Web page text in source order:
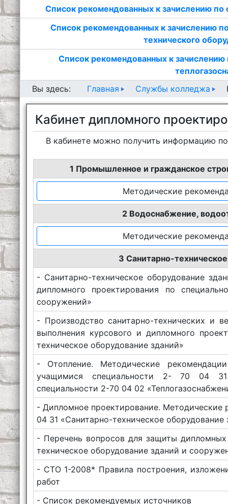
Список рекомендованных к зачислению
Список рекомендованных к зачислению
технического
Список рекомендованных к
Вы здесь:
Главная Службы колледжа
Кабинет дипломного
В кабинете можно получить информацию
1 Промышленное и гражданское
Методические
2 Водоснабжение,
Методические
3 Санитарно-
- Санитарно-техническое оборудование
дипломного проектирования по
сооружений»
- Производство санитарно-технических и
выполнения курсового и дипломного
техническое оборудование зданий»
- Отопление. Методические
учащимися специальности 2- 70 04 31
специальности 2-70 04 02
- Дипломное проектирование. Методические
04 31 «Санитарно-техническое
- Перечень вопросов для защиты
техническое оборудование зданий и
- СТО 1-2008* Правила построения,
работ
- Список рекомендуемых источников